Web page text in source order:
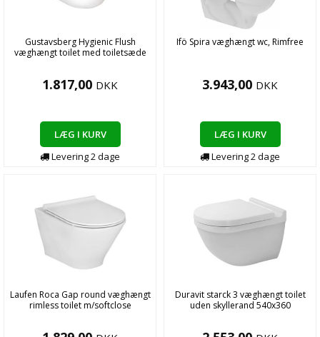
Gustavsberg Hygienic Flush
væghængt toilet med toiletsæde
1.817,00 DKK
LÆG I KURV
Levering2dage
Ifö Spira væghængt wc, Rimfree
3.943,00 DKK
LÆG I KURV
Levering2dage
Laufen Roca Gap round væghængt
rimless toilet m/softclose
Duravit starck 3 væghængt toilet
uden skyllerand 540x360